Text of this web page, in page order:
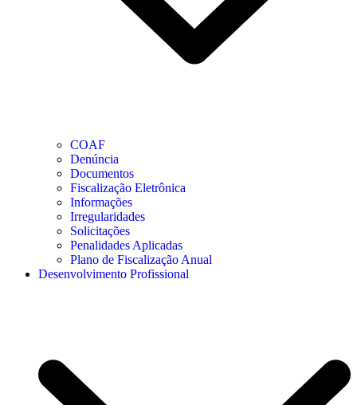
COAF
Denúncia
Documentos
Fiscalização Eletrônica
Informações
Irregularidades
Solicitações
Penalidades Aplicadas
Plano de Fiscalização Anual
Desenvolvimento Profissional